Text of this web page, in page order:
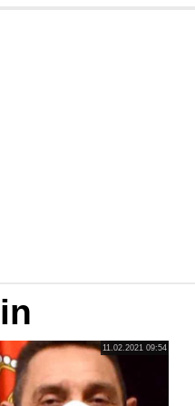
11.02.2021 09:54